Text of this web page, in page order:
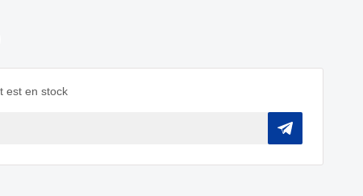
est en stock